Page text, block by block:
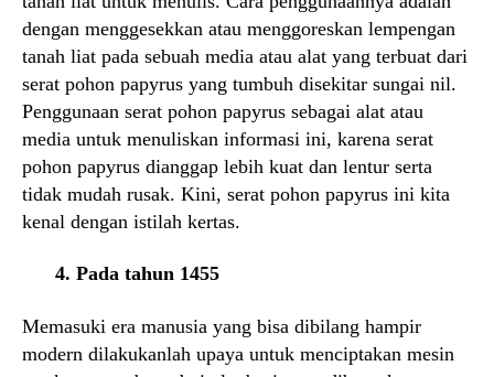
dengan menggesekkan atau menggoreskan lempengan
tanah liat pada sebuah media atau alat yang terbuat dari
serat pohon papyrus yang tumbuh disekitar sungai nil.
Penggunaan serat pohon papyrus sebagai alat atau
media untuk menuliskan informasi ini, karena serat
pohon papyrus dianggap lebih kuat dan lentur serta
tidak mudah rusak. Kini, serat pohon papyrus ini kita
kenal dengan istilah kertas.
4. Pada tahun 1455
Memasuki era manusia yang bisa dibilang hampir
modern dilakukanlah upaya untuk menciptakan mesin